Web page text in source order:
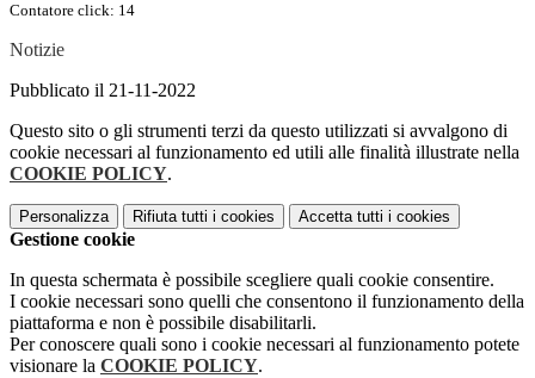
Contatore click: 14
Notizie
Pubblicato il 21-11-2022
Questo sito o gli strumenti terzi da questo utilizzati si avvalgono di
cookie necessari al funzionamento ed utili alle finalità illustrate nella
COOKIE POLICY.
Personalizza Rifiuta tutti i cookies Accetta tutti i cookies
Gestione cookie
In questa schermata è possibile scegliere quali cookie consentire.
I cookie necessari sono quelli che consentono il funzionamento della
piattaforma e non è possibile disabilitarli.
Per conoscere quali sono i cookie necessari al funzionamento potete
visionare la COOKIE POLICY.